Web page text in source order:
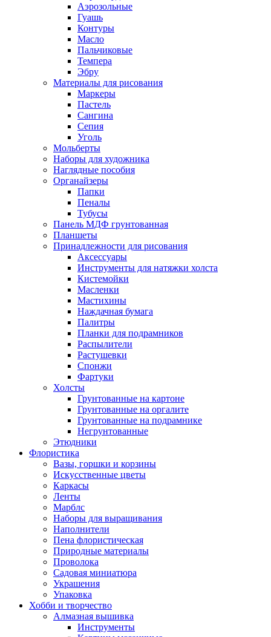
Аэрозольные
Гуашь
Контуры
Масло
Пальчиковые
Темпера
Эбру
Материалы для рисования
Маркеры
Пастель
Сангина
Сепия
Уголь
Мольберты
Наборы для художника
Наглядные пособия
Органайзеры
Папки
Пеналы
Тубусы
Панель МДФ грунтованная
Планшеты
Принадлежности для рисования
Аксессуары
Инструменты для натяжки холста
Кистемойки
Масленки
Мастихины
Наждачная бумага
Палитры
Планки для подрамников
Распылители
Растушевки
Спонжи
Фартуки
Холсты
Грунтованные на картоне
Грунтованные на оргалите
Грунтованные на подрамнике
Негрунтованные
Этюдники
Флористика
Вазы, горшки и корзины
Искусственные цветы
Каркасы
Ленты
Марблс
Наборы для выращивания
Наполнители
Пена флористическая
Природные материалы
Проволока
Садовая миниатюра
Украшения
Упаковка
Хобби и творчество
Алмазная вышивка
Инструменты